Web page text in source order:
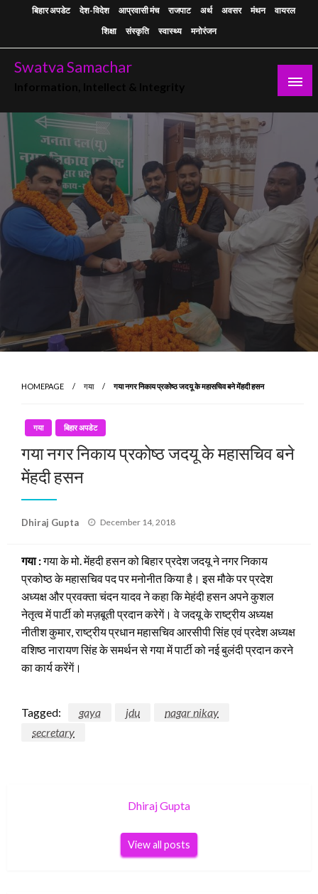
बिहार अपडेट देश-विदेश आप्रवासी मंच राजपाट अर्थ अवसर मंथन
वायरल
शिक्षा
संस्कृति स्वास्थ्य मनोरंजन
Swatva Samachar
HOMEPAGE गया गया नगर निकाय प्रकोष्ठ जदयू के महासचिव बने मेंहदी हसन
गया बिहार अपडेट
गया नगर निकाय प्रकोष्ठ जदयू के महासचिव बने
मेंहदी हसन
Dhiraj Gupta
Posted
December 14, 2018
गया :गया के मो. मेंहदी हसन को बिहार प्रदेश जदयू ने नगर निकाय
प्रकोष्ठ के महासचिव पद पर मनोनीत किया है। इस मौके पर प्रदेश
अध्यक्ष और प्रवक्ता चंदन यादव ने कहा कि मेहंदी हसन अपने कुशल
नेतृत्व में पार्टी को मज़बूती प्रदान करेगें। वे जदयू के राष्ट्रीय अध्यक्ष
नीतीश कुमार, राष्ट्रीय प्रधान महासचिव आरसीपी सिंह एवं प्रदेश अध्यक्ष
वशिष्ठ नारायण सिंह के समर्थन से गया में पार्टी को नई बुलंदी प्रदान करने
का कार्य करेंगें।
Tagged: gaya jdu
nagar nikay
secretary
Dhiraj Gupta
View all posts